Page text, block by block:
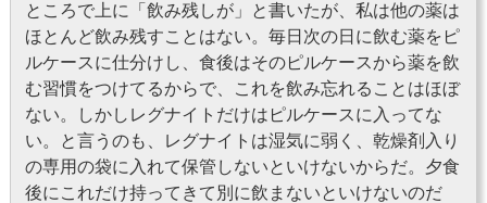
ところで上に「飲み残しが」と書いたが、私は他の薬は
ほとんど飲み残すことはない。毎日次の日に飲む薬をピ
ルケースに仕分けし、食後はそのピルケースから薬を飲
む習慣をつけてるからで、これを飲み忘れることはほぼ
ない。しかしレグナイトだけはピルケースに入ってな
い。と言うのも、レグナイトは湿気に弱く、乾燥剤入り
の専用の袋に入れて保管しないといけないからだ。夕食
後にこれだけ持ってきて別に飲まないといけないのだ